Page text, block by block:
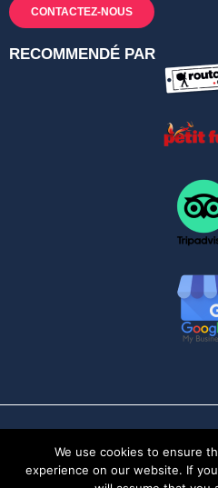
CONTACTEZ-NOUS
RECOMMENDÉ PAR
2025 Dunes & Desert. All rights
We use cookies to ensure
experience on our website. If